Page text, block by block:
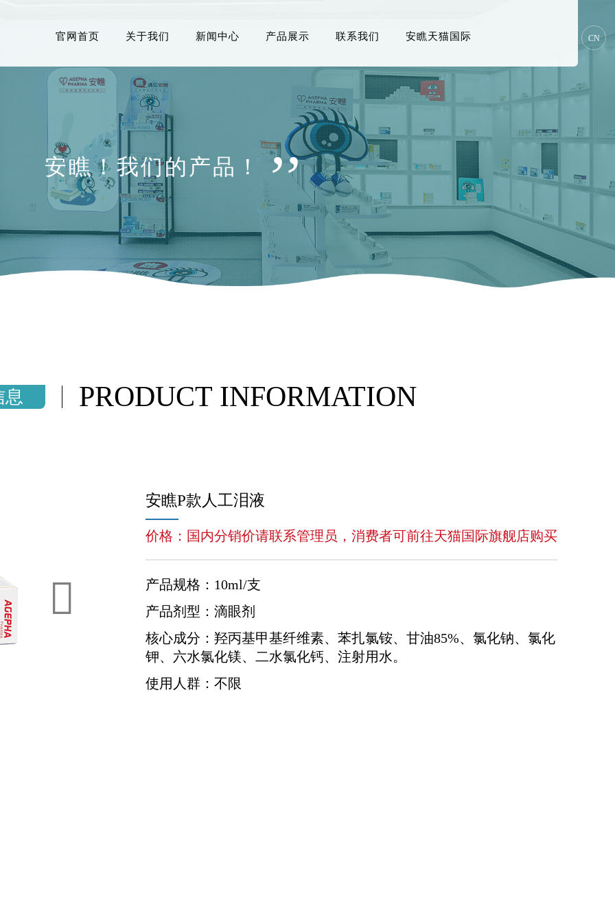
安瞧！我们的产品！ ,,
官网首页 关于我们 新闻中心 产品展示 联系我们 安瞧天猫国际 CN
息 PRODUCT INFORMATION
安瞧P款人工泪液
价格：国内分销价请联系管理员，消费者可前往天猫国际旗舰店购买
产品规格：10ml/支
产品剂型：滴眼剂
核心成分：羟丙基甲基纤维素、苯扎氯铵、甘油85%、氯化钠、氯化
钾、六水氯化镁、二水氯化钙、注射用水。
使用人群：不限